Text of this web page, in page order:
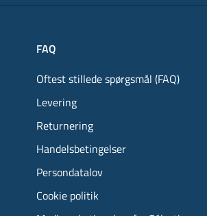
FAQ
Oftest stillede spørgsmål (FAQ)
Levering
Returnering
Handelsbetingelser
Persondatalov
Cookie politik